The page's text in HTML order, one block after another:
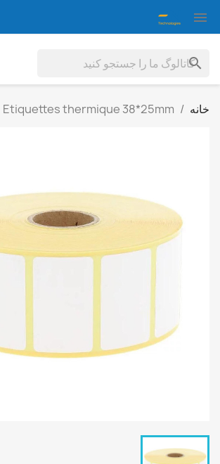

search
خانه Etiquettes thermique 38*25mm